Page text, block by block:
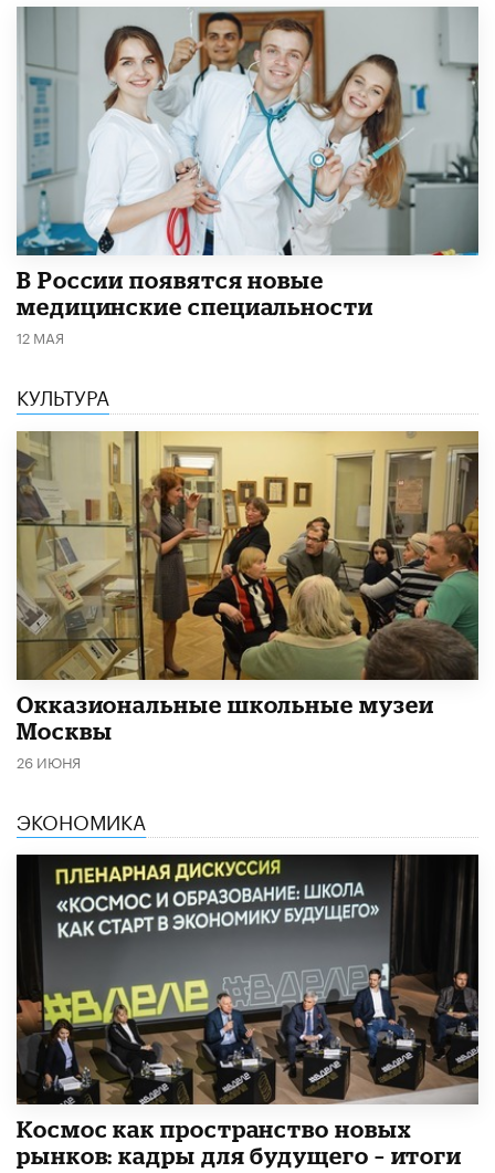
В России появятся новые
медицинские специальности
12 МАЯ
КУЛЬТУРА
​Окказиональные школьные музеи
Москвы
26 ИЮНЯ
ЭКОНОМИКА
Космос как пространство новых
рынков: кадры для будущего – итоги